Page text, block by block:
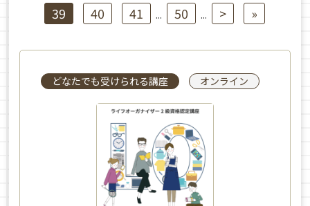
39
40 41 ... 50 ... > »
どなたでも受けられる講座 オンライン